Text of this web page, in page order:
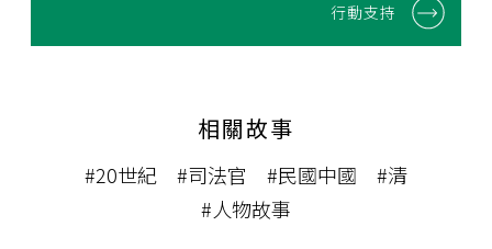
行動支持
相關故事
#20世紀 #司法官 #民國中國
#清
#人物故事